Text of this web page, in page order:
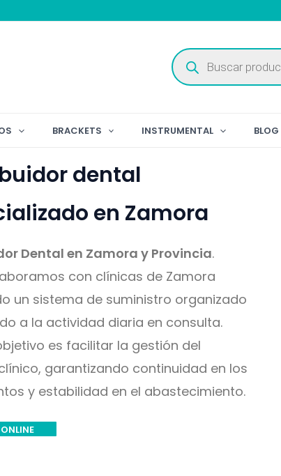
Búsqueda
de
productos
BRACKETS INSTRUMENTAL BLOG
dental
en Zamora
Dental en Zamora y Provincia.
con clínicas de Zamora
un sistema de suministro organizado
a la actividad diaria en consulta.
es facilitar la gestión del
garantizando continuidad en los
y estabilidad en el abastecimiento.